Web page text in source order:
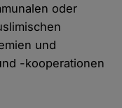
oder
und
-kooperationen